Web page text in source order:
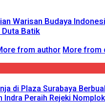
Warisan Budaya
Batik
from author More from
di Plaza Surabaya
Indra Peraih Rejeki